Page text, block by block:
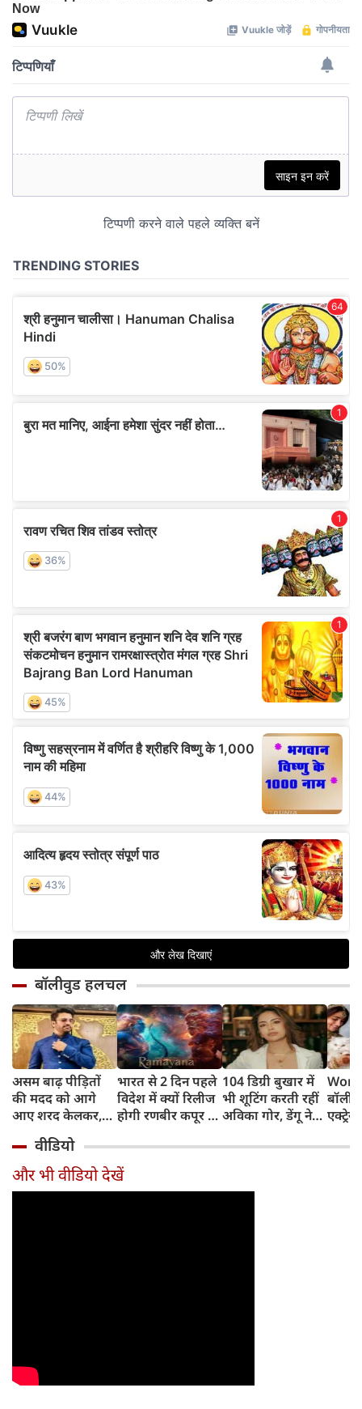
बॉलीवुड हलचल
असम बाढ़ पीड़ितों
की मदद को आगे
आए शरद केलकर,
साथ की भावुक
अपील
भारत से 2 दिन पहले
विदेश में क्यों रिलीज
होगी रणबीर कपूर की
मल्होत्रा ने बताया
रिलीज प्लान
104 डिग्री बुखार में
भी शूटिंग करती रहीं
अविका गोर, डेंगू ने
अस्पताल में भर्ती
प्यार
वीडियो
और भी वीडियो देखें